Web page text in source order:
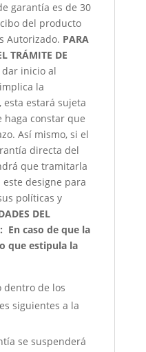
garantía es de 30
del producto
Autorizado. PARA
TRÁMITE DE
dar inicio al
la
estará sujeta
haga constar que
Así mismo, si el
directa del
que tramitarla
designe para
políticas y
DEL
En caso de que la
que estipula la
dentro de los
siguientes a la
se suspenderá